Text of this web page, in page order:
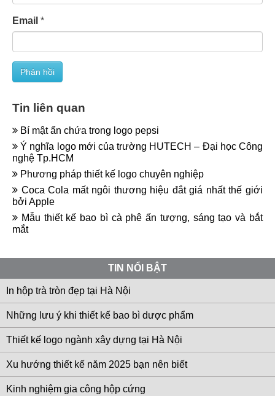
Email *
Tin liên quan
Bí mật ẩn chứa trong logo pepsi
Ý nghĩa logo mới của trường HUTECH – Đại học Công
nghệ Tp.HCM
Phương pháp thiết kế logo chuyên nghiệp
Coca Cola mất ngôi thương hiệu đắt giá nhất thế giới
bởi Apple
Mẫu thiết kế bao bì cà phê ấn tượng, sáng tạo và bắt
mắt
TIN NỔI BẬT
In hộp trà tròn đẹp tại Hà Nội
Những lưu ý khi thiết kế bao bì dược phẩm
Thiết kế logo ngành xây dựng tại Hà Nội
Xu hướng thiết kế năm 2025 bạn nên biết
Kinh nghiệm gia công hộp cứng